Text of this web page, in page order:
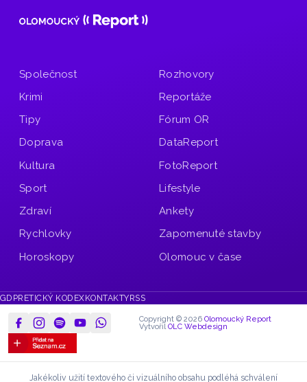
Společnost
Krimi
Tipy
Doprava
Kultura
Sport
Zdraví
Rychlovky
Horoskopy
Rozhovory
Reportáže
Fórum OR
DataReport
FotoReport
Lifestyle
Ankety
Zapomenuté stavby
Olomouc v čase
GDPR ETICKÝ KODEXKONTAKTYRSS
Copyright © 2026 Olomoucký Report
VytvořilOLC Webdesign
Jakékoliv užití textového či vizuálního obsahu podléhá schválení